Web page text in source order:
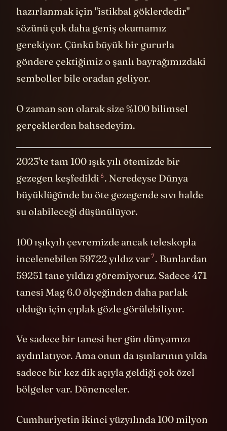
hazırlanmak için "istikbal göklerdedir"
sözünü çok daha geniş okumamız
gerekiyor. Çünkü büyük bir gururla
göndere çektiğimiz o şanlı bayrağımızdaki
semboller bile oradan geliyor.
O zaman son olarak size %100 bilimsel
gerçeklerden bahsedeyim.
2023'te tam 100 ışık yılı ötemizde bir
gezegen keşfedildi6. Neredeyse Dünya
büyüklüğünde bu öte gezegende sıvı halde
su olabileceği düşünülüyor.
100 ışıkyılı çevremizde ancak teleskopla
incelenebilen 59722 yıldız var7. Bunlardan
59251 tane yıldızı göremiyoruz. Sadece 471
tanesi Mag 6.0 ölçeğinden daha parlak
olduğu için çıplak gözle görülebiliyor.
Ve sadece bir tanesi her gün dünyamızı
aydınlatıyor. Ama onun da ışınlarının yılda
sadece bir kez dik açıyla geldiği çok özel
bölgeler var. Dönenceler.
Cumhuriyetin ikinci yüzyılında 100 milyon